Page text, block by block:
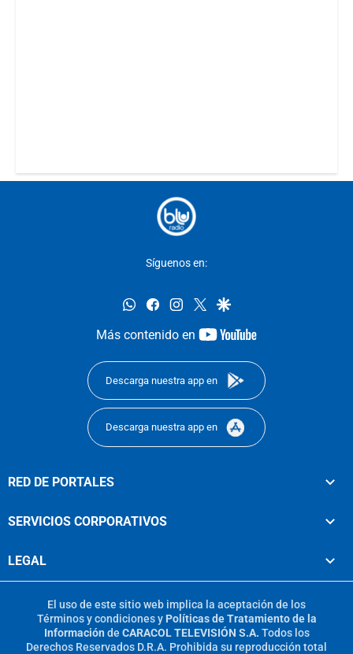
Síguenos en:
whatsappfacebookinstagram
twittergoogle
Más contenido en
youtube-
Descarga nuestra app en
Descarga nuestra app en
RED DE PORTALES
SERVICIOS CORPORATIVOS
LEGAL
El uso de este sitio web implica la aceptación de los
Términos y condicionesy Políticas de Tratamiento de la
Información de CARACOL TELEVISIÓN S.A. Todos los
Derechos Reservados D.R.A. Prohibida su reproducción total